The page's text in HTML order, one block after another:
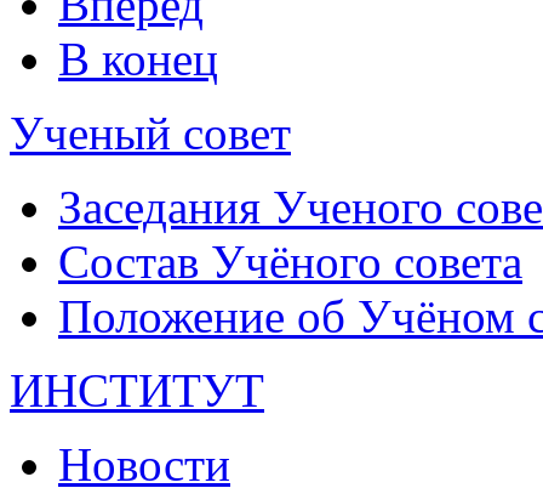
В конец
Ученый совет
Заседания Ученого
Состав Учёного совета
Положение об Учёном
ИНСТИТУТ
Новости